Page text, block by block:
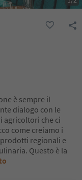
è sempre il
dialogo con le
agricoltori che ci
come creiamo i
regionali e
Questo è la